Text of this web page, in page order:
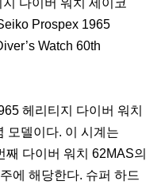
다이버 워치 세이코
Prospex 1965
Watch 60th
헤리티지 다이버 워치
모델이다. 이 시계는
다이버 워치 62MAS의
에 해당한다. 슈퍼 하드